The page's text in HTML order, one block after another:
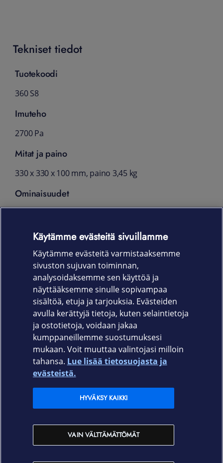
Tekniset tiedot
Tuotekoodi
360 S8
Imuteho
2700 Pa
Mitat ja paino
330 x 330 x 100 mm, paino 3,45 kg
Ominaisuudet
kaukosäätimellä tai nappia
painamalla
59 desibelin käyntiääni
Tarkka navigointi ja esteiden väistö
25 anturin avulla
Elisa.fi
Elisan myymälät
Käytämme evästeitä sivuillamme
Käytämme evästeitä varmistaaksemme
sivuston sujuvan toiminnan,
analysoidaksemme sen käyttöä ja
näyttääksemme sinulle sopivampaa
sisältöä, etuja ja tarjouksia. Evästeiden
avulla kerättyjä tietoja, kuten selaintietoja
ja ostotietoja, voidaan jakaa
kumppaneillemme suostumuksesi
mukaan. Voit muuttaa valintojasi milloin
tahansa. Lue lisää tietosuojasta ja
evästeistä.
VAIN VÄLTTÄMÄTTÖMÄT
HYVÄKSY KAIKKI